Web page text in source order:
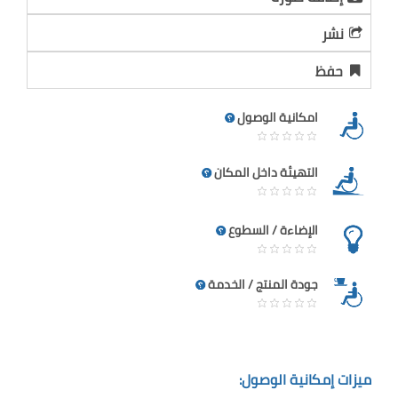
نشر
حفظ
امكانية الوصول
التهيئة داخل المكان
الإضاءة / السطوع
جودة المنتج / الخدمة
ميزات إمكانية الوصول: